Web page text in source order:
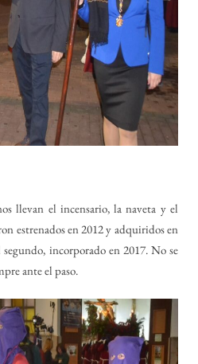
llevan el incensario, la naveta y el
estrenados en 2012 y adquiridos en
incorporado en 2017. No se
ante el paso.